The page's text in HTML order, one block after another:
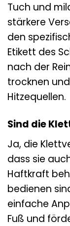
Tuch und
stärkere
den
Etikett des
nach der
trocknen
Hitzequellen.
Sind die
Ja, die
dass sie
Haftkraft
bedienen
einfache
Fuß und